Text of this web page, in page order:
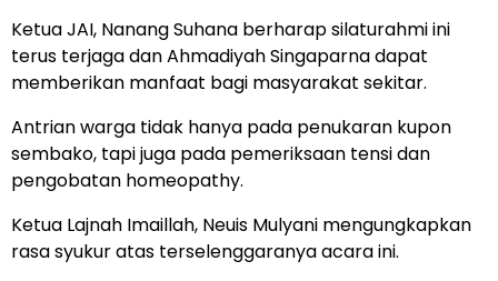
Ketua JAI, Nanang Suhana berharap silaturahmi ini
terus terjaga dan Ahmadiyah Singaparna dapat
memberikan manfaat bagi masyarakat sekitar.
Antrian warga tidak hanya pada penukaran kupon
sembako, tapi juga pada pemeriksaan tensi dan
pengobatan homeopathy.
Ketua Lajnah Imaillah, Neuis Mulyani mengungkapkan
rasa syukur atas terselenggaranya acara ini.